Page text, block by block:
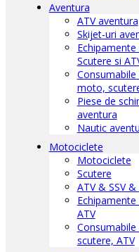
Aventura
ATV aventura
Skijet-uri
Scutere si
moto,
Piese de
aventura
Nautic
Motociclete
Motociclete
Scutere
ATV & SSV &
ATV
scutere, ATV